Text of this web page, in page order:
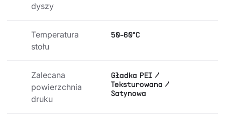
dyszy
Temperatura
stołu
50-60°C
Zalecana
powierzchnia
druku
Gładka PEI /
Teksturowana /
Satynowa